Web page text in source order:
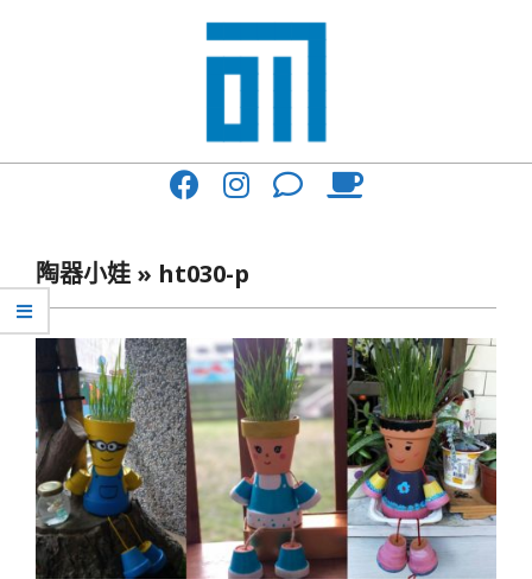
017
與
你
一
起
咖
啡
館
陶器小娃 » ht030-p